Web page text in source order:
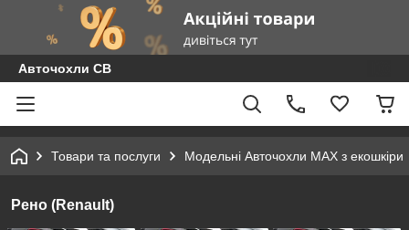
Авточохли СВ
Товари та послуги Модельні Авточохли MAX з екошкіри
Рено (Renault)